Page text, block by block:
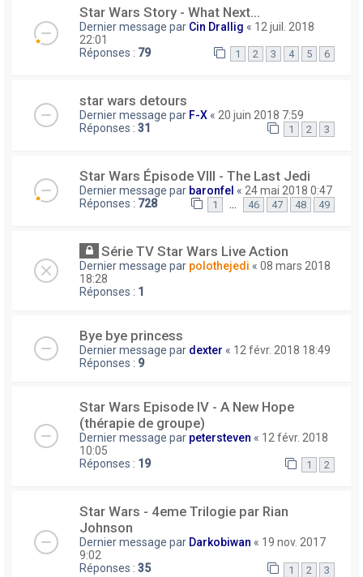
Star Wars Story - What Next...
Dernier message par Cin Drallig « 12 juil. 2018
22:01
Réponses : 79 1 2 3 4 5 6
star wars detours
Dernier message par F-X « 20 juin 2018 7:59
Réponses : 31 1 2 3
Star Wars Épisode VIII - The Last Jedi
Dernier message par baronfel « 24 mai 2018 0:47
Réponses : 728 1 … 46 47 48 49
Série TV Star Wars Live Action
Dernier message par polothejedi « 08 mars 2018
18:28
Réponses : 1
Bye bye princess
Dernier message par dexter « 12 févr. 2018 18:49
Réponses : 9
Star Wars Episode IV - A New Hope
(thérapie de groupe)
Dernier message par petersteven « 12 févr. 2018
10:05
Réponses : 19 1 2
Star Wars - 4eme Trilogie par Rian
Johnson
Dernier message par Darkobiwan « 19 nov. 2017
9:02
Réponses : 35 1 2 3